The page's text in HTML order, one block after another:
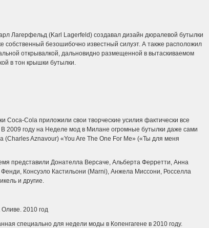
Лагерфельд (Karl Lagerfeld) создавал дизайн дюралевой бутылки
собственный безошибочно известный силуэт. А также расположил
открывалкой, дальновидно размещенной в вытаскиваемом
в тон крышки бутылки.
Coca-Cola приложили свои творческие усилия фактически все
2009 году на Неделе мод в Милане огромные бутылки даже сами
Aznavour) «You Are The One For Me» («Ты для меня
представили Донателла Версаче, Альберта Ферретти, Анна
Консуэло Кастильони (Marni), Анжела Миссони, Росселла
и другие.
2010 год
специально для недели моды в Копенгагене в 2010 году.